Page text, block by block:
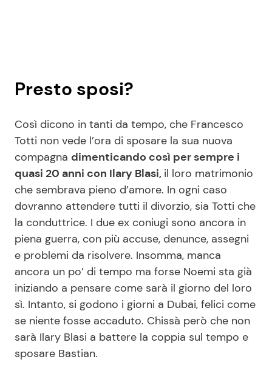
Presto sposi?
Così dicono in tanti da tempo, che Francesco
Totti non vede l’ora di sposare la sua nuova
compagna dimenticando così per sempre i
quasi 20 anni con Ilary Blasi, il loro matrimonio
che sembrava pieno d’amore. In ogni caso
dovranno attendere tutti il divorzio, sia Totti che
la conduttrice. I due ex coniugi sono ancora in
piena guerra, con più accuse, denunce, assegni
e problemi da risolvere. Insomma, manca
ancora un po’ di tempo ma forse Noemi sta già
iniziando a pensare come sarà il giorno del loro
sì. Intanto, si godono i giorni a Dubai, felici come
se niente fosse accaduto. Chissà però che non
sarà Ilary Blasi a battere la coppia sul tempo e
sposare Bastian.